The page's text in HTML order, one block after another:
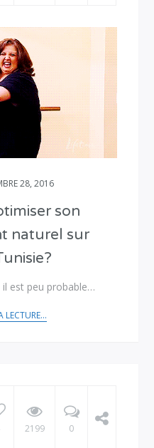
28, 2016
son
naturel sur
est peu probable…
LECTURE...
2199 0